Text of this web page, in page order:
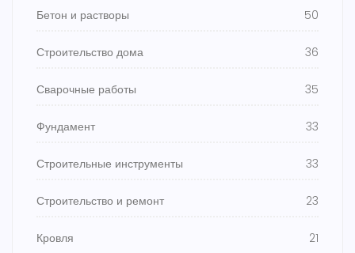
Бетон и растворы 50
Строительство дома 36
Сварочные работы 35
Фундамент 33
Строительные инструменты 33
Строительство и ремонт 23
Кровля 21